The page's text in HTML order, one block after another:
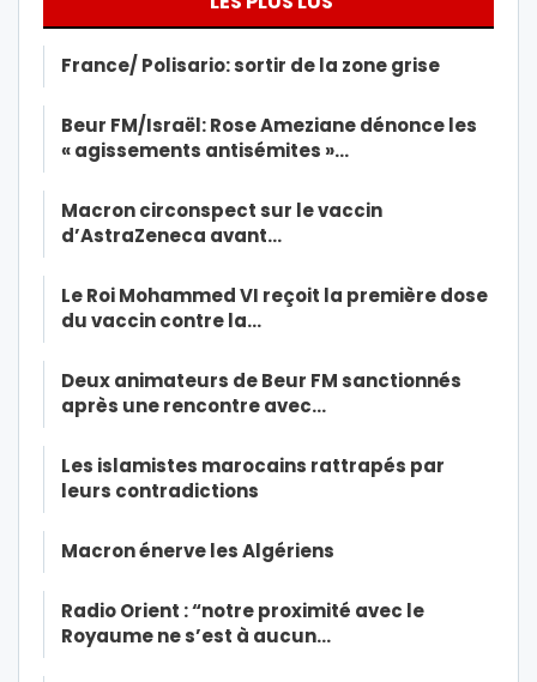
France/ Polisario: sortir de la zone grise
Beur FM/Israël: Rose Ameziane dénonce les
« agissements antisémites »…
Macron circonspect sur le vaccin
d’AstraZeneca avant…
Le Roi Mohammed VI reçoit la première dose
du vaccin contre la…
Deux animateurs de Beur FM sanctionnés
après une rencontre avec…
Les islamistes marocains rattrapés par
leurs contradictions
Macron énerve les Algériens
Radio Orient : “notre proximité avec le
Royaume ne s’est à aucun…